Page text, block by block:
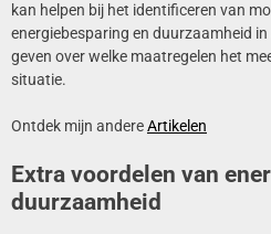
kan helpen bij het identificeren van
energiebesparing en duurzaamheid
geven over welke maatregelen het
situatie.
Ontdek mijn andereArtikelen
Extra voordelen van
duurzaamheid